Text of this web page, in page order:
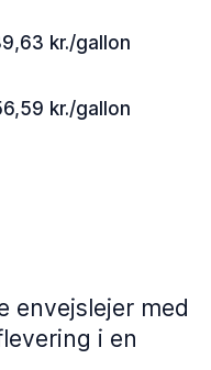
kr./gallon
kr./gallon
envejslejer med
i en